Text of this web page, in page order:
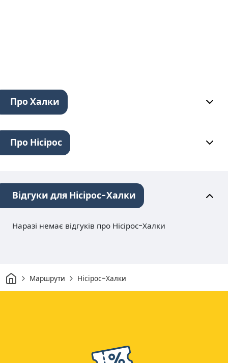
Про Халки
Про Нісірос
Відгуки для Нісірос-Халки
Наразі немає відгуків про Нісірос-Халки
Дім Маршрути Нісірос-Халки